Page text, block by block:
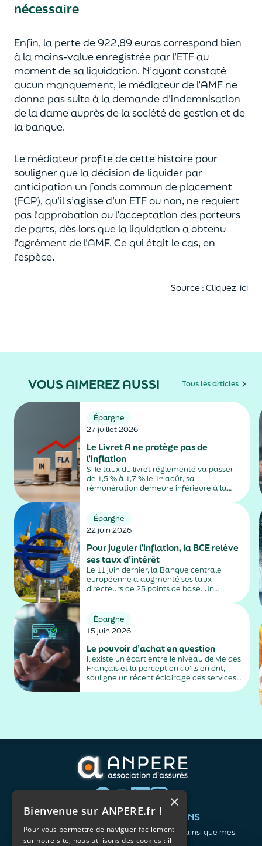
nécessaire
Enfin, la perte de 922,89 euros correspond bien
à la moins-value enregistrée par l’ETF au
moment de sa liquidation. N’ayant constaté
aucun manquement, le médiateur de l’AMF ne
donne pas suite à la demande d’indemnisation
de la dame auprès de la société de gestion et de
la banque.
Le médiateur profite de cette histoire pour
souligner que la décision de liquider par
anticipation un fonds commun de placement
(FCP), qu’il s’agisse d’un ETF ou non, ne requiert
pas l’approbation ou l’acceptation des porteurs
de parts, dès lors que la liquidation a obtenu
l’agrément de l’AMF. Ce qui était le cas, en
l’espèce.
Source : Cliquez-ici
VOUS AIMEREZ AUSSI Tous les articles
Épargne
27 juillet 2026
Le Livret A ne protège pas de
l’inflation
Si le taux du livret réglementé va passer
de 1,5 % à 1,7 % le 1ᵉʳ août, sa
rémunération demeure inférieure à la
Épargne
22 juin 2026
Pour juguler l’inflation, la BCE relève
ses taux d’intérêt
Le 11 juin dernier, la Banque centrale
européenne a augmenté ses taux
directeurs de 25 points de base. Un
conflit au Moyen-Orient.
Épargne
15 juin 2026
Le pouvoir d’achat en question
Il existe un écart entre le niveau de vie des
Français et la perception qu’ils en ont,
souligne un récent éclairage des services
QUI SOMMES-NOUS ?
L'association
Notre organisation
VOS BESOINS
Me protéger ainsi que mes
proches
×
Bienvenue sur ANPERE.fr !
Pour vous permettre de naviguer facilement
sur notre site, nous utilisons des cookies : il